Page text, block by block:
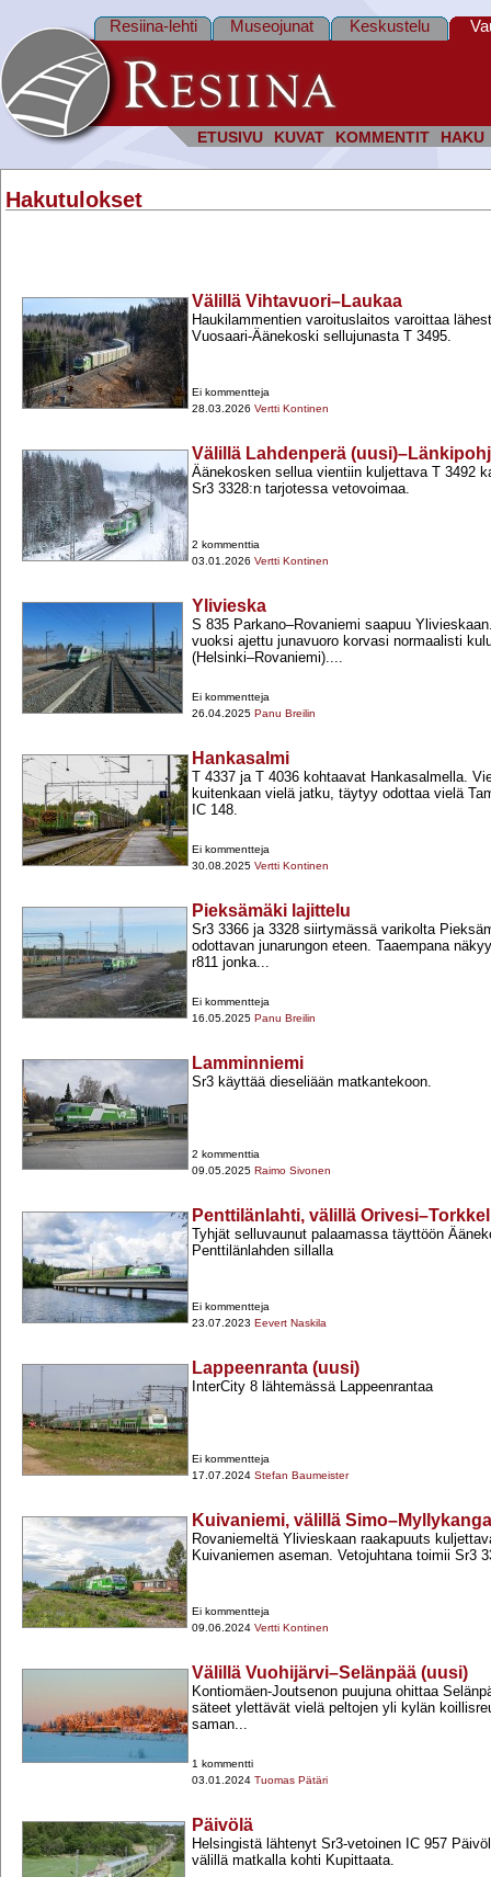
ETUSIVU KUVAT KOMMENTIT HAKU
Resiina-lehti Museojunat Keskustelu
Hakutulokset
Välillä Vihtavuori–Laukaa
Haukilammentien varoituslaitos varoittaa
Vuosaari-​Äänekoski sellujunasta T 3495.
Ei kommentteja
28.03.2026 Vertti Kontinen
Välillä Lahdenperä
Äänekosken sellua vientiin kuljettava T 3492
Sr3 3328:n tarjotessa vetovoimaa.
2 kommenttia
03.01.2026 Vertti Kontinen
Ylivieska
S 835 Parkano–Rovaniemi saapuu
vuoksi ajettu junavuoro korvasi normaalisti
(Helsinki–Rovaniemi)....
Ei kommentteja
26.04.2025 Panu Breilin
Hankasalmi
T 4337 ja T 4036 kohtaavat Hankasalmella.
kuitenkaan vielä jatku, täytyy odottaa vielä
IC 148.
Ei kommentteja
30.08.2025 Vertti Kontinen
Pieksämäki lajittelu
Sr3 3366 ja 3328 siirtymässä varikolta
odottavan junarungon eteen. Taaempana
r811 jonka...
Ei kommentteja
16.05.2025 Panu Breilin
Lamminniemi
Sr3 käyttää dieseliään matkantekoon.
2 kommenttia
09.05.2025 Raimo Sivonen
Penttilänlahti, välillä
Tyhjät selluvaunut palaamassa täyttöön
Penttilänlahden sillalla
Ei kommentteja
23.07.2023 Eevert Naskila
Lappeenranta (uusi)
InterCity 8 lähtemässä Lappeenrantaa
Ei kommentteja
17.07.2024 Stefan Baumeister
Kuivaniemi, välillä
Rovaniemeltä Ylivieskaan raakapuuts
Kuivaniemen aseman. Vetojuhtana toimii Sr3
Ei kommentteja
09.06.2024 Vertti Kontinen
Välillä Vuohijärvi–Selänpää (uusi)
Kontiomäen-​Joutsenon puujuna ohittaa
säteet ylettävät vielä peltojen yli kylän
saman...
1 kommentti
03.01.2024 Tuomas Pätäri
Päivölä
Helsingistä lähtenyt Sr3-​vetoinen IC 957
välillä matkalla kohti Kupittaata.